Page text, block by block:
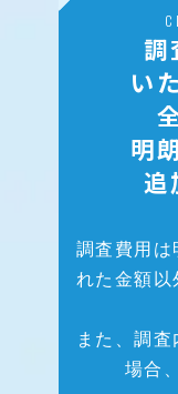
調
い
明
追
調査費用は
れた金額以
また、調
場合